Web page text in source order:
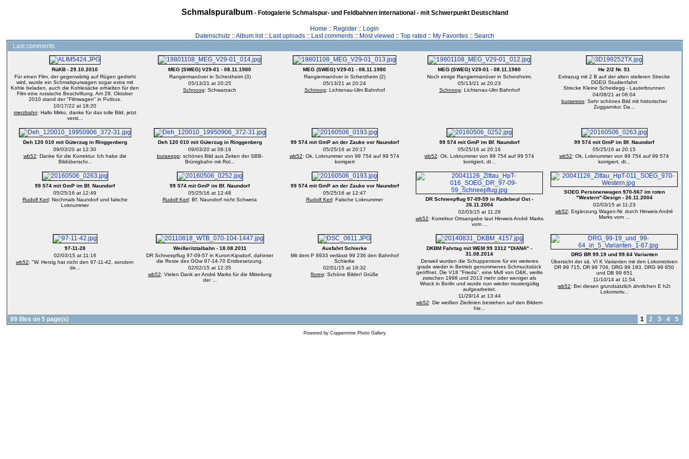
Schmalspuralbum- Fotogalerie Schmalspur- und Feldbahnen international - mit Schwerpunkt Deutschland
Home :: Register :: Login
Datenschutz::Album list:: Last uploads:: Last comments:: Most viewed :: Top rated :: My Favorites:: Search
Last comments
RüKB - 29.10.2010
Für einen Film, der gegenwärtig auf Rügen gedreht
wird, wurde ein Schmalspurwagen sogar extra mit
Kohle beladen, auch die Kohlesäcke erhielten für den
Film eine russische Beschriftung. Am 29. Oktober
2010 stand der "Filmwagen" in Putbus.
10/17/22 at 18:20
merzbahn: Hallo Mirko, danke für das tolle Bild, jetzt
verst...
MEG (SWEG) V29-01 - 08.11.1980
Rangiermanöver in Scherzheim (3)
05/13/21 at 20:25
Schnoog: Schwarzach
MEG (SWEG) V29-01 - 08.11.1980
Rangiermanöver in Scherzheim (2)
05/13/21 at 20:24
Schnoog: Lichtenau-Ulm Bahnhof
MEG (SWEG) V29-01 - 08.11.1980
Noch einige Rangiermanöver in Scherzheim.
05/13/21 at 20:23
Schnoog: Lichtenau-Ulm Bahnhof
He 2/2 Nr. 51
Extrazug mit 2 B auf der alten steileren Strecke
DGEG Studienfahrt
Strecke Kleine Scheidegg - Lauterbrunnen
04/08/21 at 06:04
buraeepp: Sehr schönes Bild mit historischer
Zuggarnitur. Da...
Deh 120 010 mit Güterzug in Ringgenberg
09/03/20 at 12:30
wb52: Danke für die Korrektur. Ich habe die
Bildüberschr...
Deh 120 010 mit Güterzug in Ringgenberg
09/03/20 at 06:19
buraeepp: schönes Bild aus Zeiten der SBB-
Brünigbahn mit Rol...
99 574 mit GmP an der Zauke vor Naundorf
05/25/16 at 20:17
wb52: Ok, Loknummer von 99 754 auf 99 574
korrigiert
99 574 mit GmP im Bf. Naundorf
05/25/16 at 20:16
wb52: Ok, Loknummer von 99 754 auf 99 574
korrigiert, dt...
99 574 mit GmP im Bf. Naundorf
05/25/16 at 20:15
wb52: Ok, Loknummer von 99 754 auf 99 574
korrigiert, dt...
99 574 mit GmP im Bf. Naundorf
05/25/16 at 12:49
Rudolf Kerl: Nochmals Naundorf und falsche
Loknummer
99 574 mit GmP im Bf. Naundorf
05/25/16 at 12:48
Rudolf Kerl: Bf. Naundorf nicht Schweta
99 574 mit GmP an der Zauke vor Naundorf
05/25/16 at 12:47
Rudolf Kerl: Falsche Loknummer
DR Schneepflug 97-09-59 in Radebeul Ost -
26.11.2004
02/03/15 at 11:26
wb52: Korrektur Ortsangabe laut Hinweis André Marks
vom ...
SOEG Personenwagen 970-567 im roten
"Western"-Design - 26.11.2004
02/03/15 at 11:23
wb52: Ergänzung Wagen-Nr. durch Hinweis André
Marks vom ...
97-11-28
02/03/15 at 11:16
wb52: "W. Herzig hat nicht den 97-11-42, sondern
de...
Weißeritztalbahn - 18.08.2011
DR Schneepflug 97-09-57 in Kurort-Kipsdorf, dahinter
die Reste des GGw 97-14-70 Erstbesetzung.
02/02/15 at 12:35
wb52: Vielen Dank an André Marks für die Mitteilung
der ...
Ausfahrt Schierke
Mit dem P 8933 verlässt 99 236 den Bahnhof
Schierke
02/01/15 at 18:32
floreg: Schöne Bilder! Grüße
DKBM Fahrtag mit WEM 99 3312 "DIANA" -
31.08.2014
Derweil wurden die Schuppentore für ein weiteres
grade wieder in Betrieb genommenes Schmuckstück
geöffnet. Die V18 "Frieda", eine Mv8 von O&K, weilte
zwischen 1998 und 2013 mehr oder weniger als
Wrack in Berlin und wurde nun wieder mustergültig
aufgearbeitet.
11/29/14 at 13:44
wb52: Die weißen Zierlinien bestehen auf den Bildern
hie...
DRG BR 99.19 und 99.64 Varianten
Übersicht der sä. VI K Varianten mit den Lokomotiven
DR 99 715, DR 99 706, DRG 99 193, DRG 99 650
und DB 99 651
11/10/14 at 11:54
wb52: Bei diesen grundsätzlich ähnlichen E h2t
Lokomotiv...
99 files on 5 page(s) 1 2 3 4 5
Powered by Coppermine Photo Gallery